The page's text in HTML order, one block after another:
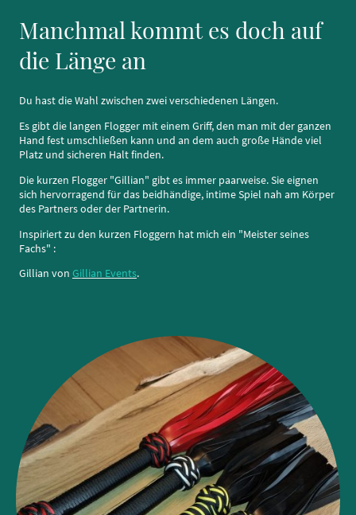
Manchmal kommt es doch auf
die Länge an
Du hast die Wahl zwischen zwei verschiedenen Längen.
Es gibt die langen Flogger mit einem Griff, den man mit der ganzen
Hand fest umschließen kann und an dem auch große Hände viel
Platz und sicheren Halt finden.
Die kurzen Flogger "Gillian" gibt es immer paarweise. Sie eignen
sich hervorragend für das beidhändige, intime Spiel nah am Körper
des Partners oder der Partnerin.
Inspiriert zu den kurzen Floggern hat mich ein "Meister seines
Fachs" :
Gillian von Gillian Events.